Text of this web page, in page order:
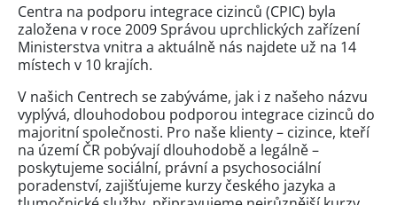
Centra na podporu integrace cizinců (CPIC) byla
založena v roce 2009 Správou uprchlických zařízení
Ministerstva vnitra a aktuálně nás najdete už na 14
místech v 10 krajích.
V našich Centrech se zabýváme, jak i z našeho názvu
vyplývá, dlouhodobou podporou integrace cizinců do
majoritní společnosti. Pro naše klienty – cizince, kteří
na území ČR pobývají dlouhodobě a legálně –
poskytujeme sociální, právní a psychosociální
poradenství, zajišťujeme kurzy českého jazyka a